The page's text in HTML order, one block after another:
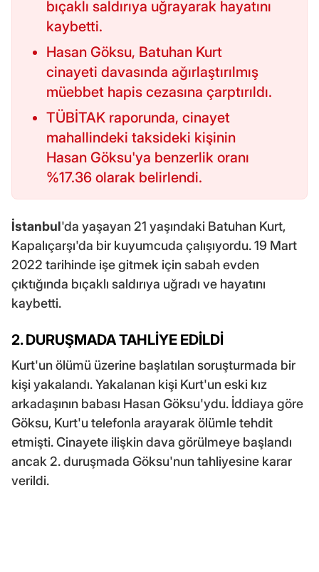
bıçaklı saldırıya uğrayarak hayatını
kaybetti.
Hasan Göksu, Batuhan Kurt
cinayeti davasında ağırlaştırılmış
müebbet hapis cezasına çarptırıldı.
TÜBİTAK raporunda, cinayet
mahallindeki taksideki kişinin
Hasan Göksu'ya benzerlik oranı
%17.36 olarak belirlendi.
İstanbul'da yaşayan 21 yaşındaki Batuhan Kurt,
Kapalıçarşı'da bir kuyumcuda çalışıyordu. 19 Mart
2022 tarihinde işe gitmek için sabah evden
çıktığında bıçaklı saldırıya uğradı ve hayatını
kaybetti.
2. DURUŞMADA TAHLİYE EDİLDİ
Kurt'un ölümü üzerine başlatılan soruşturmada bir
kişi yakalandı. Yakalanan kişi Kurt'un eski kız
arkadaşının babası Hasan Göksu'ydu. İddiaya göre
Göksu, Kurt'u telefonla arayarak ölümle tehdit
etmişti. Cinayete ilişkin dava görülmeye başlandı
ancak 2. duruşmada Göksu'nun tahliyesine karar
verildi.